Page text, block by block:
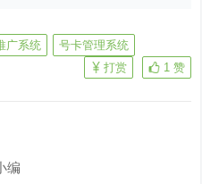
广系统
号卡管理系统
1 赞
打赏
编